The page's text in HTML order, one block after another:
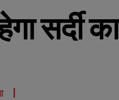
सर्दी का